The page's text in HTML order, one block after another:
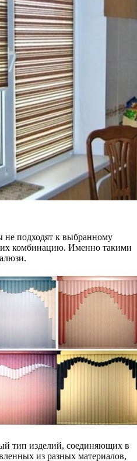
подходят к выбранному
их комбинацию. Именно такими
тип изделий, соединяющих в
из разных материалов,